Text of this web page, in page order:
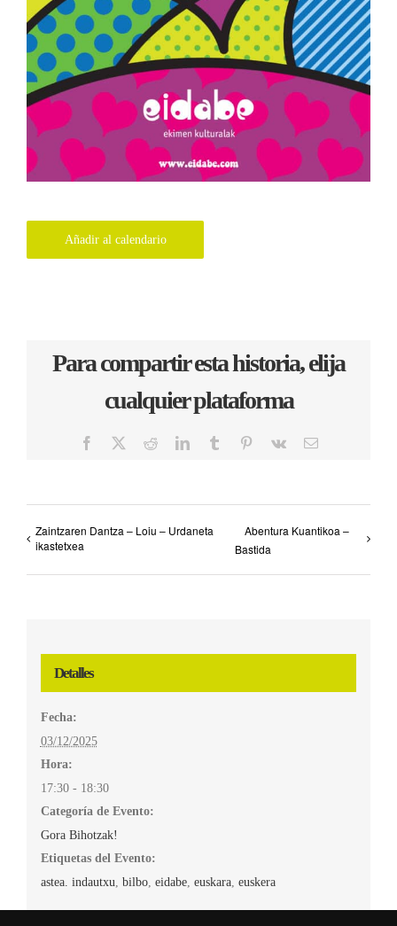
Añadir al calendario
Para compartir esta historia, elija
cualquier plataforma
Facebook RedditLinkedInTumblr Pinterest
Vk
Correo
Zaintzaren Dantza – Loiu – Urdaneta
ikastetxea
Abentura Kuantikoa –
Bastida
Detalles
Fecha:
03/12/2025
Hora:
17:30 - 18:30
Categoría de Evento:
Gora Bihotzak!
Etiquetas del Evento:
astea. indautxu, bilbo, eidabe, euskara, euskera